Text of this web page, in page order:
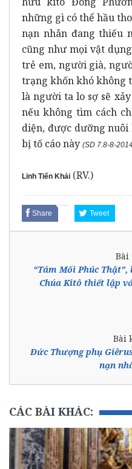
những gì có thể hầu
nạn nhân đang thiếu
cũng như mọi vật
trẻ em, người già,
trạng khốn khó không
là người ta lo sợ sẽ
nếu không tìm cách
diện, được dưỡng
bị tố cáo này (SD 7.8-8-
Linh Tiến Khải (RV.)
Share Tweet
Bài
“Tám Mối Phúc
Chúa Kitô thiết lập
Bài
Đức Thượng phụ
nạn
CÁC BÀI KHÁC: